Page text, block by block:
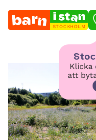
STOCKHOLM
Klicka
att